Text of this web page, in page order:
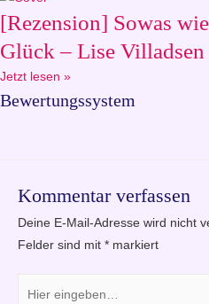
[Rezension] Sowas
Glück – Lise Villadsen
Jetzt lesen »
Bewertungssystem
Kommentar verfassen
Deine E-Mail-Adresse wird nicht
Felder sind mit * markiert